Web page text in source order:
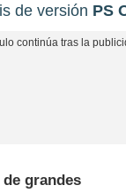
de versión PS
grandes